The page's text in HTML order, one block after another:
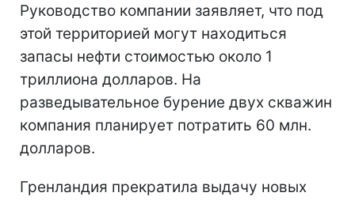
Руководство компании заявляет, что под
этой территорией могут находиться
запасы нефти стоимостью около 1
триллиона долларов. На
разведывательное бурение двух скважин
компания планирует потратить 60 млн.
долларов.
Гренландия прекратила выдачу новых